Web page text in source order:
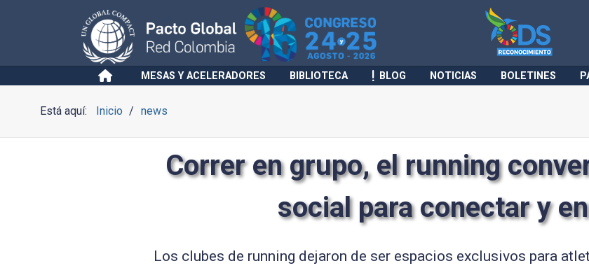
MESAS Y ACELERADORES BIBLIOTECA BLOG NOTICIAS BOLETINES
Está aquí: Inicio news
Correr en grupo, el running
social para conectar y
Los clubes de running dejaron de ser espacios exclusivos para